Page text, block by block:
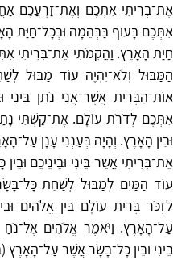
אֶת־בְּרִיתִי אִתְּכֶם וְאֶת־זַרְעֲכֶם
אִתְּכֶם בָּעוֹף בַּבְּהֵמָה וּבְכָל־חַיַּת
חַיַּת הָאָרֶץ. וַהֲקִמֹתִי אֶת־בְּרִיתִי
הַמַּבּוּל וְלֹא־יִהְיֶה עוֹד מַבּוּל
אוֹת־הַבְּרִית אֲשֶׁר־אֲנִי נֹתֵן בֵּינִי
אִתְּכֶם לְדֹרֹת עוֹלָם. אֶת־קַשְׁתִּי
וּבֵין הָאָרֶץ. וְהָיָה בְּעַנְנִי עָנָן
אֶת־בְּרִיתִי אֲשֶׁר בֵּינִי וּבֵינֵיכֶם
עוֹד הַמַּיִם לְמַבּוּל לְשַׁחֵת
לִזְכֹּר בְּרִית עוֹלָם בֵּין אֱלֹהִים
עַל־הָאָרֶץ. וַיֹּאמֶר אֱלֹהִים
בֵּינִי וּבֵין כָּל־בָּשָׂר אֲשֶׁר עַל־הָאָרֶץ